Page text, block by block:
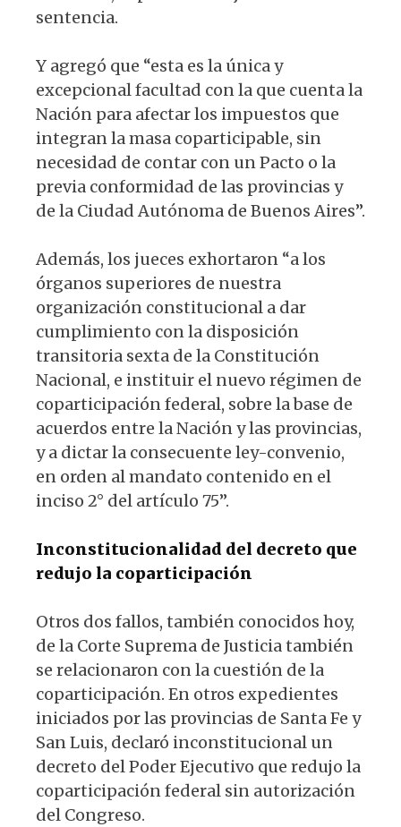
sentencia.
Y agregó que “esta es la única y
excepcional facultad con la que cuenta la
Nación para afectar los impuestos que
integran la masa coparticipable, sin
necesidad de contar con un Pacto o la
previa conformidad de las provincias y
de la Ciudad Autónoma de Buenos Aires”.
Además, los jueces exhortaron “a los
órganos superiores de nuestra
organización constitucional a dar
cumplimiento con la disposición
transitoria sexta de la Constitución
Nacional, e instituir el nuevo régimen de
coparticipación federal, sobre la base de
acuerdos entre la Nación y las provincias,
y a dictar la consecuente ley-convenio,
en orden al mandato contenido en el
inciso 2° del artículo 75”.
Inconstitucionalidad del decreto que
redujo la coparticipación
Otros dos fallos, también conocidos hoy,
de la Corte Suprema de Justicia también
se relacionaron con la cuestión de la
coparticipación. En otros expedientes
iniciados por las provincias de Santa Fe y
San Luis, declaró inconstitucional un
decreto del Poder Ejecutivo que redujo la
coparticipación federal sin autorización
del Congreso.